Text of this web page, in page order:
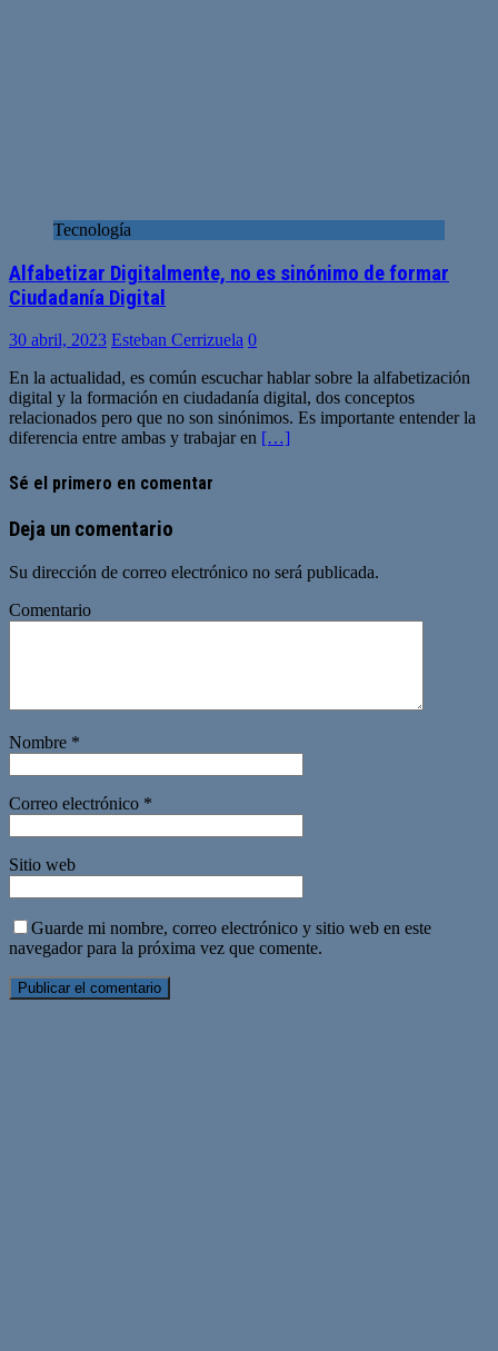
Tecnología
Alfabetizar Digitalmente, no es sinónimo de formar
Ciudadanía Digital
30 abril, 2023 Esteban Cerrizuela 0
En la actualidad, es común escuchar hablar sobre la alfabetización
digital y la formación en ciudadanía digital, dos conceptos
relacionados pero que no son sinónimos. Es importante entender la
diferencia entre ambas y trabajar en […]
Sé el primero en comentar
Deja un comentario
Su dirección de correo electrónico no será publicada.
Comentario
Nombre *
Correo electrónico *
Sitio web
Guarde mi nombre, correo electrónico y sitio web en este
navegador para la próxima vez que comente.